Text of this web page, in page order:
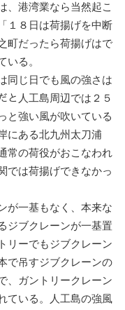
港湾業なら当然起こ
１８日は荷揚げを中断
町だったら荷揚げはで
いる。
同じ日でも風の強さは
と人工島周辺では２５
と強い風が吹いている
にある北九州太刀浦
常の荷役がおこなわれ
では荷揚げできなかっ
が一基もなく、本来な
ジブクレーンが一基置
リーでもジブクレーン
で吊すジブクレーンの
、ガントリークレーン
ている。人工島の強風